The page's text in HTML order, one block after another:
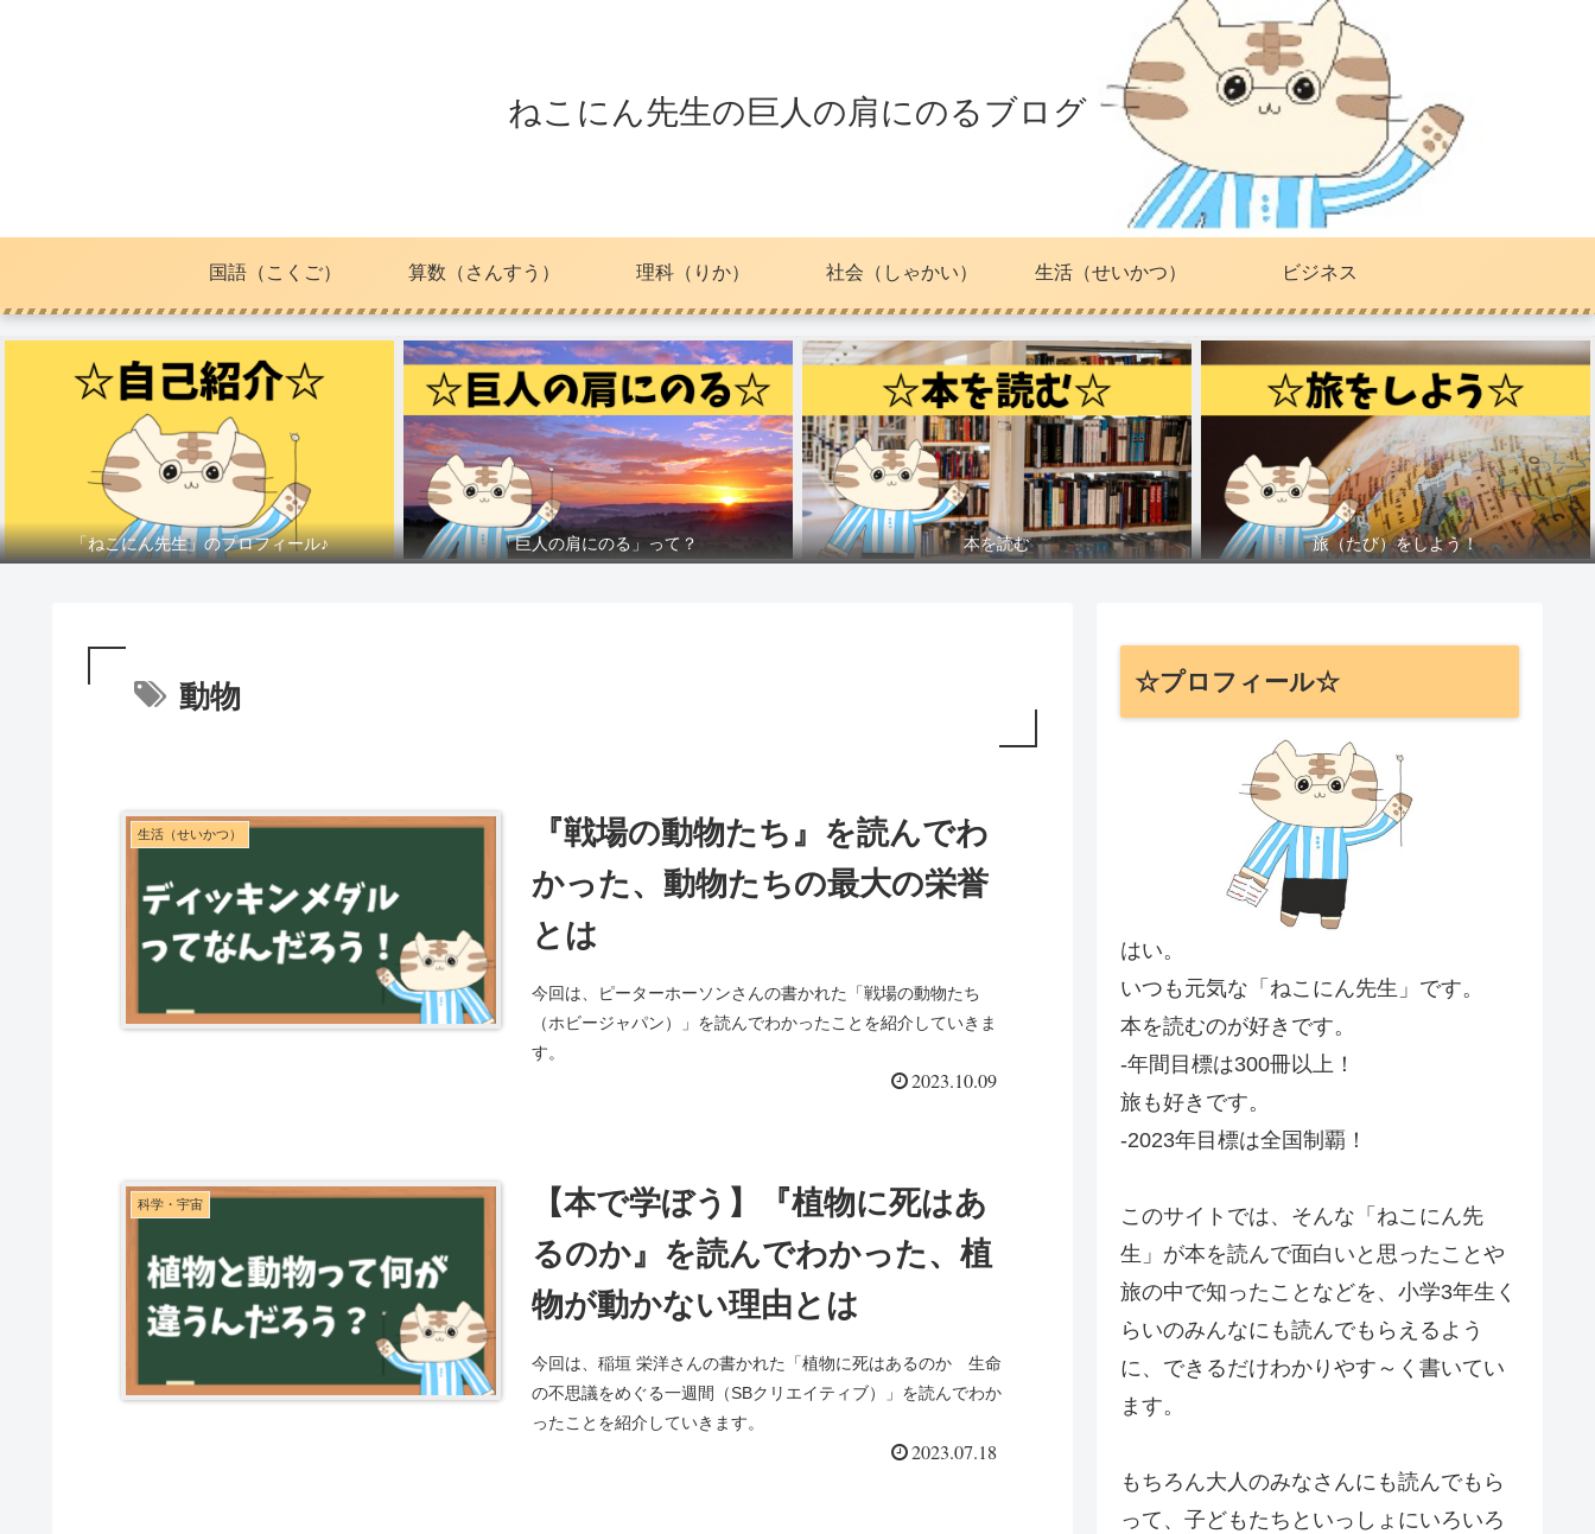
ねこにん先生の巨人の肩にのるブログ
国語（こくご） 算数（さんすう） 理科（りか） 社会（しゃかい） 生活（せいかつ） ビジネス
「ねこにん先生」のプロフィール♪ 「巨人の肩にのる」って？ 本を読む 旅（たび）をしよう！
動物
生活（せいかつ）
『戦場の動物たち』を読んでわ
かった、動物たちの最大の栄誉
とは
今回は、ピーターホーソンさんの書かれた「戦場の動物たち
（ホビージャパン）」を読んでわかったことを紹介していきま
す。
2023.10.09
科学・宇宙
【本で学ぼう】『植物に死はあ
るのか』を読んでわかった、植
物が動かない理由とは
今回は、稲垣 栄洋さんの書かれた「植物に死はあるのか 生命
の不思議をめぐる一週間（SBクリエイティブ）」を読んでわか
ったことを紹介していきます。
2023.07.18
☆プロフィール☆
はい。
いつも元気な「ねこにん先生」です。
本を読むのが好きです。
-年間目標は300冊以上！
旅も好きです。
-2023年目標は全国制覇！
このサイトでは、そんな「ねこにん先
生」が本を読んで面白いと思ったことや
旅の中で知ったことなどを、小学3年生く
らいのみんなにも読んでもらえるよう
に、できるだけわかりやす～く書いてい
ます。
もちろん大人のみなさんにも読んでもら
って、子どもたちといっしょにいろいろ